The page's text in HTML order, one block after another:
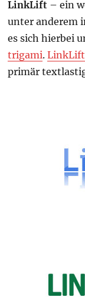
LinkLift– ein
unter anderem
es sich hierbei
trigami. LinkLift
primär